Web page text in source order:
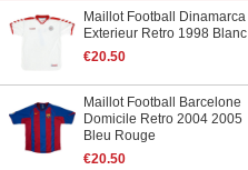
Maillot Football Dinamarca
Exterieur Retro 1998 Blanc
€20.50
Maillot Football Barcelone
Domicile Retro 2004 2005
Bleu Rouge
€20.50